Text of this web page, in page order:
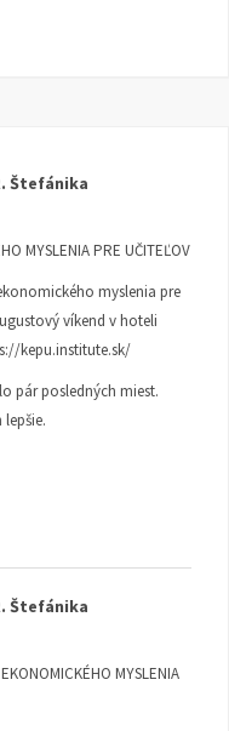
Štefánika
MYSLENIA PRE UČITEĽOV
myslenia pre
víkend v hoteli
kepu.institute.sk/
pár posledných miest.
Štefánika
MYSLENIA